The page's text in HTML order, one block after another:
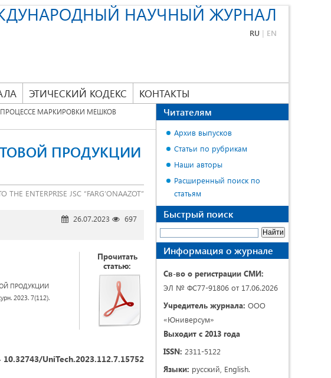
НАУЧНЫЙ ЖУРНАЛ
RU | EN
ЭТИЧЕСКИЙ КОДЕКС КОНТАКТЫ
МАРКИРОВКИ МЕШКОВ
ПРОДУКЦИИ
ENTERPRISE JSC “FARG’ONAAZOT”
26.07.2023
697
ПРОДУКЦИИ
2023. 7(112).
Прочитать
статью:
10.32743/UniTech.2023.112.7.15752
Читателям
Архив выпусков
Статьи по рубрикам
Наши авторы
Расширенный поиск по
статьям
Быстрый поиск
Информация о журнале
Св-во о регистрации СМИ:
ЭЛ № ФС77-91806 от 17.06.2026
Учредитель журнала: ООО
«Юниверсум»
Выходит с 2013 года
ISSN: 2311-5122
Языки: русский, English.